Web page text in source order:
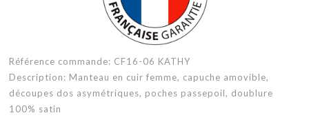
Référence commande: CF16-06 KATHY
Description: Manteau en cuir femme, capuche amovible,
découpes dos asymétriques, poches passepoil, doublure
100% satin